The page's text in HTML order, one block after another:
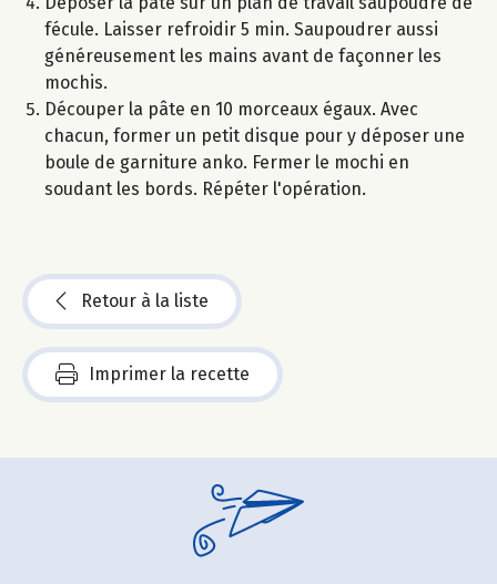
fécule. Laisser refroidir 5 min. Saupoudrer aussi
généreusement les mains avant de façonner les
mochis.
Découper la pâte en 10 morceaux égaux. Avec
chacun, former un petit disque pour y déposer une
boule de garniture anko. Fermer le mochi en
soudant les bords. Répéter l'opération.
Retour à la liste
Imprimer la recette